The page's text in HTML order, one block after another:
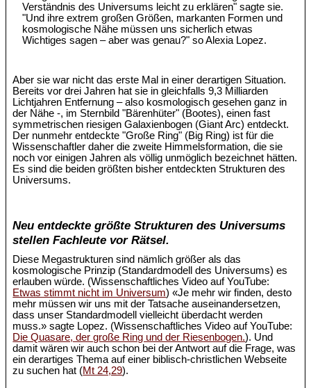
Verständnis des Universums leicht zu erklären" sagte sie.
"Und ihre extrem großen Größen, markanten Formen und
kosmologische Nähe müssen uns sicherlich etwas
Wichtiges sagen – aber was genau?" so Alexia Lopez.
Aber sie war nicht das erste Mal in einer derartigen Situation.
Bereits vor drei Jahren hat sie in gleichfalls 9,3 Milliarden
Lichtjahren Entfernung – also kosmologisch gesehen ganz in
der Nähe -, im Sternbild "Bärenhüter" (Bootes), einen fast
symmetrischen riesigen Galaxienbogen (Giant Arc) entdeckt.
Der nunmehr entdeckte "Große Ring" (Big Ring) ist für die
Wissenschaftler daher die zweite Himmelsformation, die sie
noch vor einigen Jahren als völlig unmöglich bezeichnet hätten.
Es sind die beiden größten bisher entdeckten Strukturen des
Universums.
Neu entdeckte größte Strukturen des Universums
stellen Fachleute vor Rätsel.
Diese Megastrukturen sind nämlich größer als das
kosmologische Prinzip (Standardmodell des Universums) es
erlauben würde. (Wissenschaftliches Video auf YouTube:
Etwas stimmt nicht im Universum) «Je mehr wir finden, desto
mehr müssen wir uns mit der Tatsache auseinandersetzen,
dass unser Standardmodell vielleicht überdacht werden
muss.» sagte Lopez. (Wissenschaftliches Video auf YouTube:
Die Quasare, der große Ring und der Riesenbogen.). Und
damit wären wir auch schon bei der Antwort auf die Frage, was
ein derartiges Thema auf einer biblisch-christlichen Webseite
zu suchen hat (Mt 24,29).